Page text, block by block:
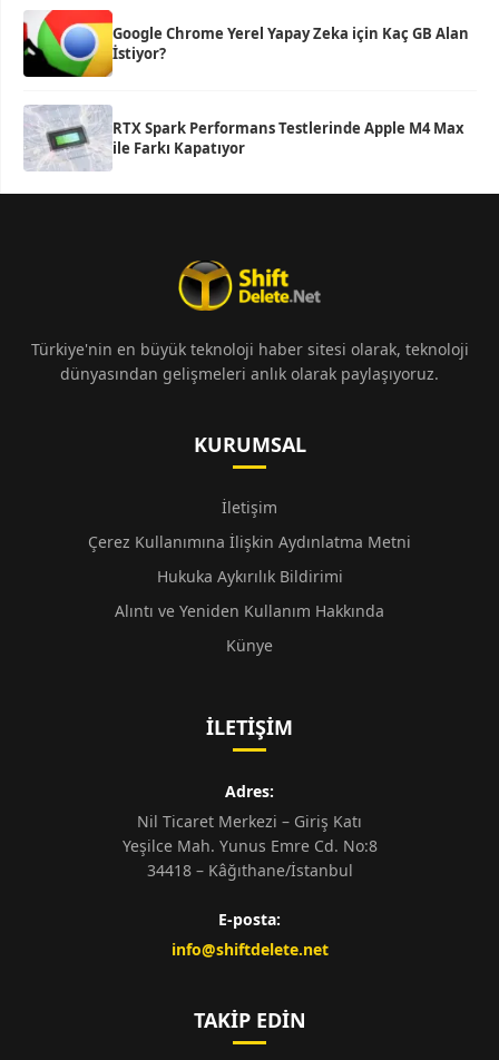
Google Chrome Yerel Yapay Zeka için Kaç GB Alan
İstiyor?
RTX Spark Performans Testlerinde Apple M4 Max
ile Farkı Kapatıyor
Türkiye'nin en büyük teknoloji haber sitesi olarak, teknoloji
dünyasından gelişmeleri anlık olarak paylaşıyoruz.
KURUMSAL
İletişim
Çerez Kullanımına İlişkin Aydınlatma Metni
Hukuka Aykırılık Bildirimi
Alıntı ve Yeniden Kullanım Hakkında
Künye
İLETIŞIM
Adres:
Nil Ticaret Merkezi – Giriş Katı
Yeşilce Mah. Yunus Emre Cd. No:8
34418 – Kâğıthane/İstanbul
E-posta:
info@shiftdelete.net
TAKIP EDIN